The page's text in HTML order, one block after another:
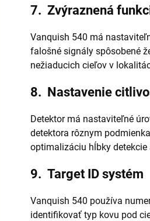
7. Zvýraznená
Vanquish 540 má
falošné signály spôsobené
nežiaducich cieľov v
8. Nastavenie
Detektor má nastaviteľné
detektora rôznym
optimalizáciu hĺbky
9. Target ID systém
Vanquish 540 používa
identifikovať typ kovu pod